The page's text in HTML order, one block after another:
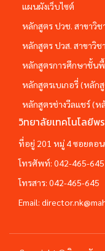
แผนผังเว็บไซต์
หลักสูตร ปวช. สาขาวิ
หลักสูตร ปวส. สาขาวิช
หลักสูตรการศึกษาชั้น
หลักสูตรเบเกอรี่ (หลัก
หลักสูตรช่างวีลแชร์ (ห
วิทยาลัยเทคโนโลยีพ
ที่อยู่ 201 หมู่ 4 ซอยดอน
โทรศัพท์: 042-465-645
โทรสาร: 042-465-645
Email: